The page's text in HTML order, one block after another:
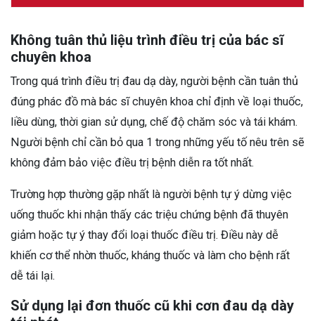
Không tuân thủ liệu trình điều trị của bác sĩ
chuyên khoa
Trong quá trình điều trị đau dạ dày, người bệnh cần tuân thủ
đúng phác đồ mà bác sĩ chuyên khoa chỉ định về loại thuốc,
liều dùng, thời gian sử dụng, chế độ chăm sóc và tái khám.
Người bệnh chỉ cần bỏ qua 1 trong những yếu tố nêu trên sẽ
không đảm bảo việc điều trị bệnh diễn ra tốt nhất.
Trường hợp thường gặp nhất là người bệnh tự ý dừng việc
uống thuốc khi nhận thấy các triệu chứng bệnh đã thuyên
giảm hoặc tự ý thay đổi loại thuốc điều trị. Điều này dễ
khiến cơ thể nhờn thuốc, kháng thuốc và làm cho bệnh rất
dễ tái lại.
Sử dụng lại đơn thuốc cũ khi cơn đau dạ dày